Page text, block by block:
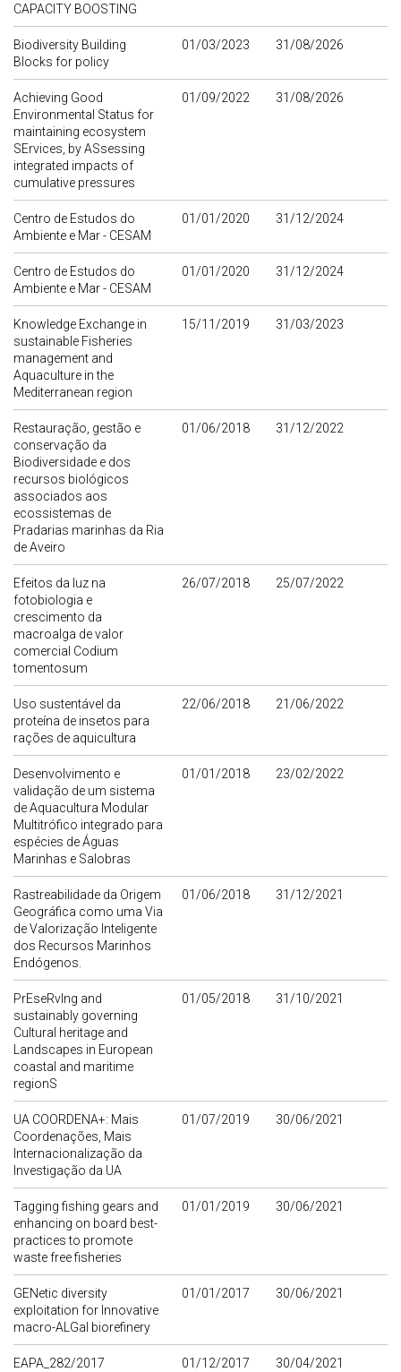
CAPACITY BOOSTING
Biodiversity Building
Blocks for policy
01/03/2023 31/08/2026
Achieving Good
Environmental Status for
maintaining ecosystem
SErvices, by ASsessing
integrated impacts of
cumulative pressures
01/09/2022 31/08/2026
Centro de Estudos do
Ambiente e Mar - CESAM
01/01/2020 31/12/2024
Centro de Estudos do
Ambiente e Mar - CESAM
01/01/2020 31/12/2024
Knowledge Exchange in
sustainable Fisheries
management and
Aquaculture in the
Mediterranean region
15/11/2019 31/03/2023
Restauração, gestão e
conservação da
Biodiversidade e dos
recursos biológicos
associados aos
ecossistemas de
Pradarias marinhas da Ria
de Aveiro
01/06/2018 31/12/2022
Efeitos da luz na
fotobiologia e
crescimento da
macroalga de valor
comercial Codium
tomentosum
26/07/2018 25/07/2022
Uso sustentável da
proteína de insetos para
rações de aquicultura
22/06/2018 21/06/2022
Desenvolvimento e
validação de um sistema
de Aquacultura Modular
Multitrófico integrado para
espécies de Águas
Marinhas e Salobras
01/01/2018 23/02/2022
Rastreabilidade da Origem
Geográfica como uma Via
de Valorização Inteligente
dos Recursos Marinhos
Endógenos.
01/06/2018 31/12/2021
PrEseRvIng and
sustainably governing
Cultural heritage and
Landscapes in European
coastal and maritime
regionS
01/05/2018 31/10/2021
UA COORDENA+: Mais
Coordenações, Mais
Internacionalização da
Investigação da UA
01/07/2019 30/06/2021
Tagging fishing gears and
enhancing on board best-
practices to promote
waste free fisheries
01/01/2019 30/06/2021
GENetic diversity
exploitation for Innovative
macro-ALGal biorefinery
01/01/2017 30/06/2021
EAPA_282/2017
01/12/2017 30/04/2021